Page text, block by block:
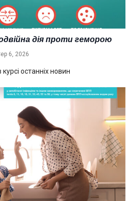
дія проти геморою
6, 2026
останніх новин